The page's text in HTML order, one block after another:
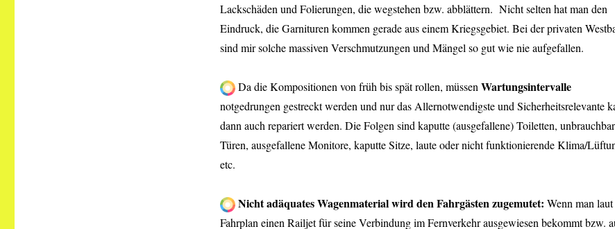
Lackschäden und Folierungen, die wegstehen bzw. abblättern. Nicht selten hat man den
Eindruck, die Garnituren kommen gerade aus einem Kriegsgebiet. Bei der privaten
sind mir solche massiven Verschmutzungen und Mängel so gut wie nie aufgefallen.
Da die Kompositionen von früh bis spät rollen, müssen Wartungsintervalle
notgedrungen gestreckt werden und nur das Allernotwendigste und Sicherheitsrelevante
dann auch repariert werden. Die Folgen sind kaputte (ausgefallene) Toiletten,
Türen, ausgefallene Monitore, kaputte Sitze, laute oder nicht funktionierende Klima/
etc.
Nicht adäquates Wagenmaterial wird den Fahrgästen zugemutet: Wenn man laut
Fahrplan einen Railjet für seine Verbindung im Fernverkehr ausgewiesen bekommt bzw.